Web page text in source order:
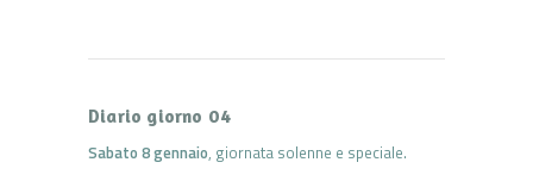
Diario giorno 04
Sabato 8 gennaio, giornata solenne e speciale.